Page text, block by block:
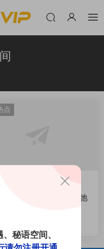
点
如如u铁粉空间
铁粉空间，一位用“松弛
秘语空间、